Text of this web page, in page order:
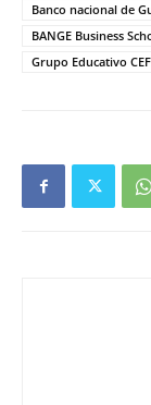
Banco nacional de
BANGE Business
Grupo Educativo